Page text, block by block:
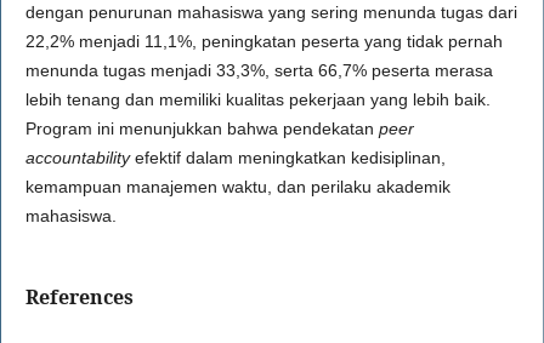
dengan penurunan mahasiswa yang sering menunda tugas dari
22,2% menjadi 11,1%, peningkatan peserta yang tidak pernah
menunda tugas menjadi 33,3%, serta 66,7% peserta merasa
lebih tenang dan memiliki kualitas pekerjaan yang lebih baik.
Program ini menunjukkan bahwa pendekatan peer
accountabilityefektif dalam meningkatkan kedisiplinan,
kemampuan manajemen waktu, dan perilaku akademik
mahasiswa.
References